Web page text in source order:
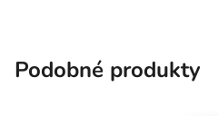
Podobné produkty